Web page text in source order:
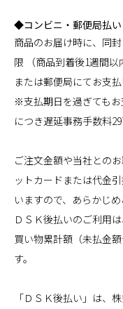
◆コンビニ・郵便局払い
商品のお届け時に、同
限 （商品到着後1週間以
または郵便局にてお支払
※支払期日を過ぎても
につき遅延事務手数料
ご注文金額や当社との
ットカードまたは代金
いますので、あらかじめ
ＤＳＫ後払いのご利用
買い物累計額（未払金
す。
「ＤＳＫ後払い」は、